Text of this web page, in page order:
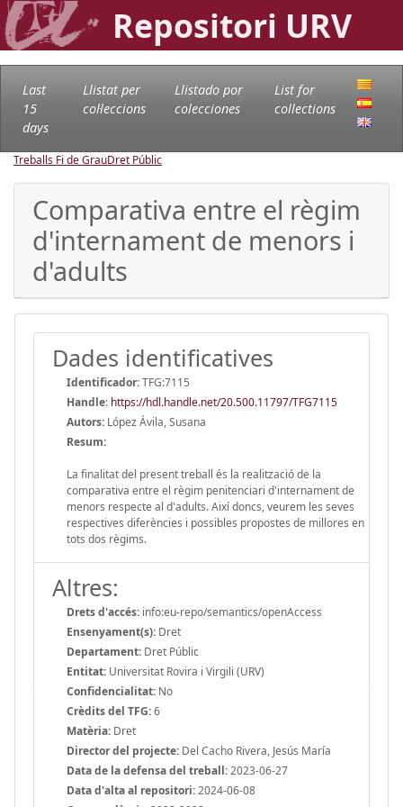
Repositori URV
Last
15
days
Llistat per
col·leccions
Llistado por
colecciones
List for
collections
Treballs Fi de GrauDret Públic
Comparativa entre el règim
d'internament de menors i
d'adults
Dades identificatives
Identificador:TFG:7115
Handle: https://hdl.handle.net/20.500.11797/TFG7115
Autors: López Ávila, Susana
Resum:
La finalitat del present treball és la realització de la
comparativa entre el règim penitenciari d'internament de
menors respecte al d'adults. Així doncs, veurem les seves
respectives diferències i possibles propostes de millores en
tots dos règims.
Altres:
Drets d'accés: info:eu-repo/semantics/openAccess
Ensenyament(s): Dret
Departament: Dret Públic
Entitat: Universitat Rovira i Virgili (URV)
Confidencialitat: No
Crèdits del TFG:6
Matèria: Dret
Director del projecte: Del Cacho Rivera, Jesús María
Data de la defensa del treball:2023-06-27
Data d'alta al repositori:2024-06-08